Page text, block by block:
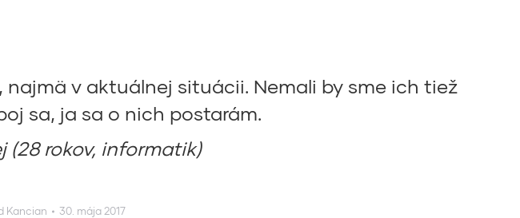
v aktuálnej situácii. Nemali by sme ich tiež
sa, ja sa o nich postarám.
(28 rokov, informatik)
Kancian 30. mája 2017